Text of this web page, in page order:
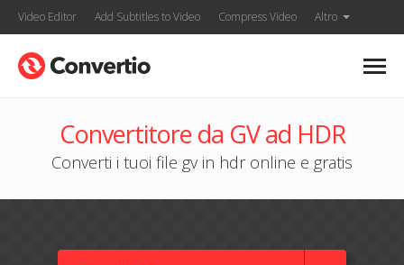
Video Editor Add Subtitles to Video Compress Video Altro
Convertitore da GV ad HDR
Converti i tuoi file gv in hdr online e gratis